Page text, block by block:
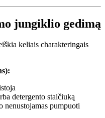
jungiklio gedimą
keliais charakteringais
detergento stalčiuką
nenustojamas pumpuoti